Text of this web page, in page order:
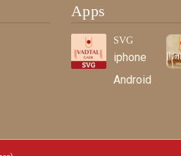
Apps
SVG
iphone
Android